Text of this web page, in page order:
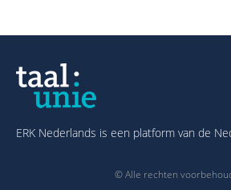
ERK Nederlands is een platform van de
© Alle rechten